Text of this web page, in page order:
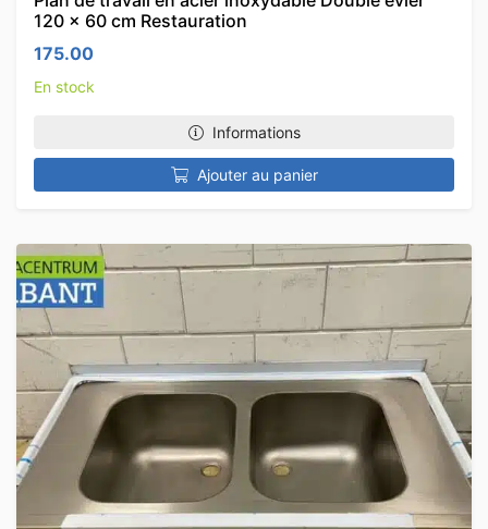
120 x 60 cm Restauration
175.00
En stock
Informations
Ajouter au panier